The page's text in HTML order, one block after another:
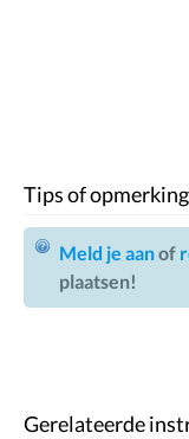
Tips of
Meld je aanof
plaatsen!
Gerelateerde